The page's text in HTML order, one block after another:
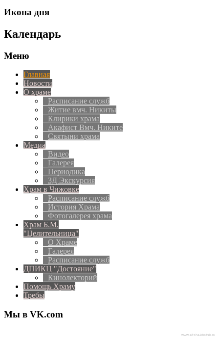
Икона дня
Календарь
Меню
Главная
Новости
О храме
Расписание служб
Житие вмч. Никиты
Клирики храма
Акафист Вмч. Никите
Святыни храма
Медиа
Видео
Галерея
Периодика
3Д Экскурсия
Храм в Чижовке
Расписание служб
История Храма
Фотогалерея храма
Храм Б.М.
"Целительница"
О Храме
Галерея
Расписание служб
ДПИКЦ "Достояние"
Кинолекторий
Помощь Храму
Требы
Мы в VK.com
www.afisha-irkutsk.ru